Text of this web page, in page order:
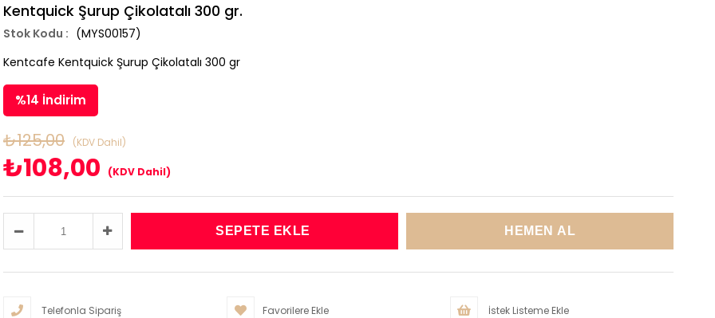
Kentquick Şurup Çikolatalı 300 gr.
(MYS00157)
Kentcafe Kentquick Şurup Çikolatalı 300 gr
%14 İndirim
₺125,00 (KDV Dahil)
₺108,00 (KDV Dahil)
Telefonla Sipariş Favorilere Ekle İstek Listeme Ekle